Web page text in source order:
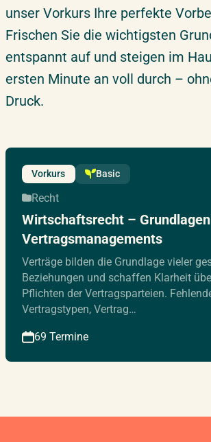
unser Vorkurs Ihre perfekte
Frischen Sie die wichtigsten
entspannt auf und steigen im
ersten Minute an voll durch –
Druck.
Vorkurs Basic
Recht
Wirtschaftsrecht –
Vertragsmanagements
Verträge bilden die Grundlage vieler
Beziehungen und schaffen Klarheit
Pflichten der Vertragsparteien.
Vertragstypen, Vertrag…
69 Termine